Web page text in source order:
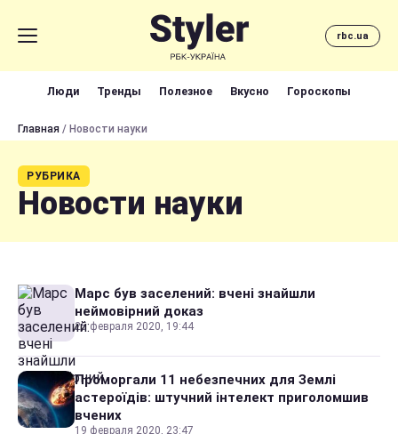
rbc.ua
Люди Тренды Полезное Вкусно Гороскопы
Главная / Новости науки
РУБРИКА
Новости науки
Марс був заселений: вчені знайшли
неймовірний доказ
25 февраля 2020, 19:44
Проморгали 11 небезпечних для Землі
астероїдів: штучний інтелект приголомшив
вчених
19 февраля 2020, 23:47